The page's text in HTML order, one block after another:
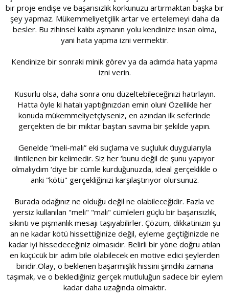
bir proje endişe ve başarısızlık korkunuzu artırmaktan başka bir
şey yapmaz. Mükemmeliyetçilik artar ve ertelemeyi daha da
besler. Bu zihinsel kalıbı aşmanın yolu kendinize insan olma,
yani hata yapma izni vermektir.
Kendinize bir sonraki minik görev ya da adımda hata yapma
izni verin.
Kusurlu olsa, daha sonra onu düzeltebileceğinizi hatırlayın.
Hatta öyle ki hatalı yaptığınızdan emin olun! Özellikle her
konuda mükemmeliyetçiyseniz, en azından ilk seferinde
gerçekten de bir miktar baştan savma bir şekilde yapın.
Genelde “meli-malı” eki suçlama ve suçluluk duygularıyla
ilintilenen bir kelimedir. Siz her ‘bunu değil de şunu yapıyor
olmalıydım ‘diye bir cümle kurduğunuzda, ideal gerçeklikle o
anki "kötü" gerçekliğinizi karşılaştırıyor olursunuz.
Burada odağınız ne olduğu değil ne olabileceğidir. Fazla ve
yersiz kullanılan "meli" "malı" cümleleri güçlü bir başarısızlık,
sıkıntı ve pişmanlık mesajı taşıyabilirler. Çözüm, dikkatinizin şu
an ne kadar kötü hissettiğinize değil, eyleme geçtiğinizde ne
kadar iyi hissedeceğiniz olmasıdır. Belirli bir yöne doğru atılan
en küçücük bir adım bile olabilecek en motive edici şeylerden
biridir.Olay, o beklenen başarmışlık hissini şimdiki zamana
taşımak, ve o beklediğiniz gerçek mutluluğun sadece bir eylem
kadar daha uzağında olmaktır.